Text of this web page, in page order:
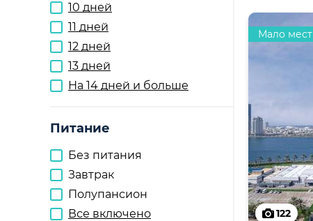
10 дней
11 дней
12 дней
13 дней
На 14 дней и больше
Питание
Без питания
Завтрак
Полупансион
Все включено
122
Мало мест